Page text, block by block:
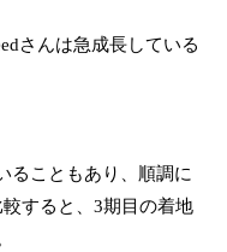
さんは急成長している
ることもあり、順調に
すると、3期目の着地